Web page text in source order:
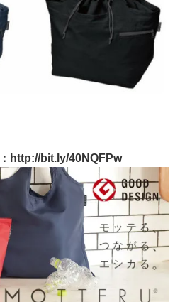
http://bit.ly/40NQFPw